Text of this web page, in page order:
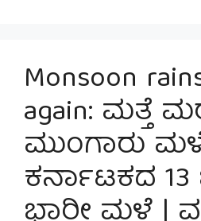
Monsoon
again: ಮತ್ತೆ
ಮುಂಗಾರು
ಕರ್ನಾಟಕದ 13